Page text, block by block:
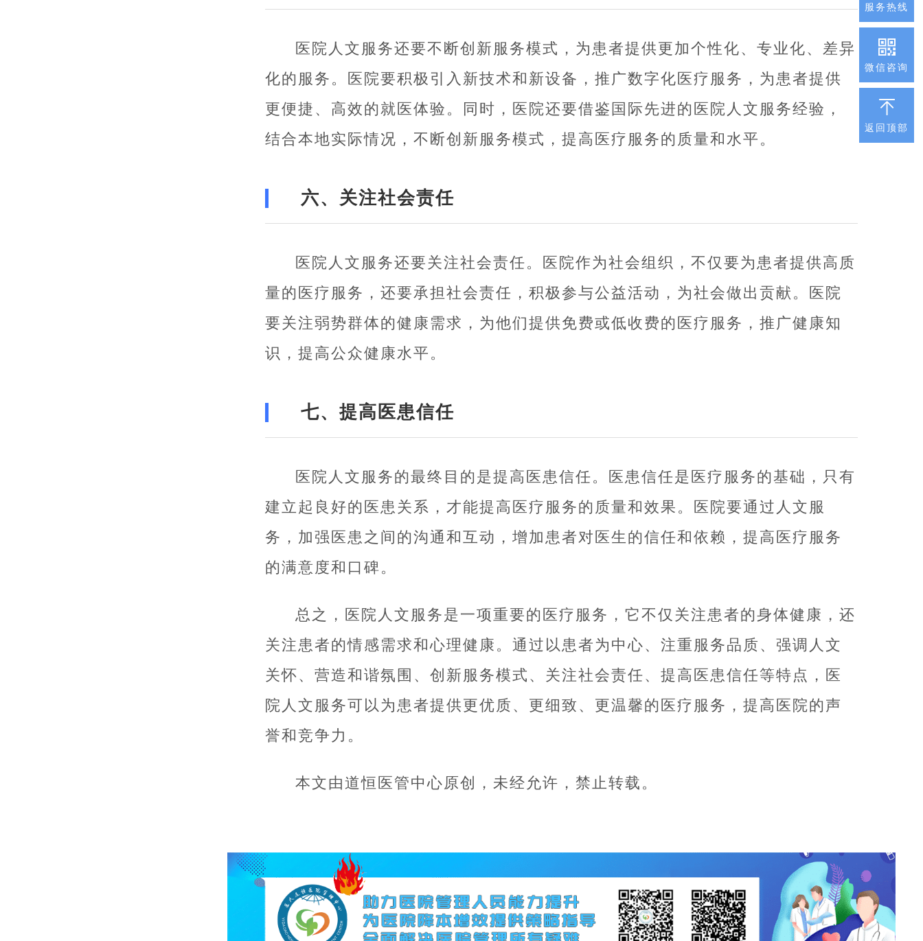
服务热线
微信咨询
返回顶部
医院人文服务还要不断创新服务模式，为患者提供更加个性化、专业化、差异
化的服务。医院要积极引入新技术和新设备，推广数字化医疗服务，为患者提供
更便捷、高效的就医体验。同时，医院还要借鉴国际先进的医院人文服务经验，
结合本地实际情况，不断创新服务模式，提高医疗服务的质量和水平。
六、关注社会责任
医院人文服务还要关注社会责任。医院作为社会组织，不仅要为患者提供高质
量的医疗服务，还要承担社会责任，积极参与公益活动，为社会做出贡献。医院
要关注弱势群体的健康需求，为他们提供免费或低收费的医疗服务，推广健康知
识，提高公众健康水平。
七、提高医患信任
医院人文服务的最终目的是提高医患信任。医患信任是医疗服务的基础，只有
建立起良好的医患关系，才能提高医疗服务的质量和效果。医院要通过人文服
务，加强医患之间的沟通和互动，增加患者对医生的信任和依赖，提高医疗服务
的满意度和口碑。
总之，医院人文服务是一项重要的医疗服务，它不仅关注患者的身体健康，还
关注患者的情感需求和心理健康。通过以患者为中心、注重服务品质、强调人文
关怀、营造和谐氛围、创新服务模式、关注社会责任、提高医患信任等特点，医
院人文服务可以为患者提供更优质、更细致、更温馨的医疗服务，提高医院的声
誉和竞争力。
本文由道恒医管中心原创，未经允许，禁止转载。